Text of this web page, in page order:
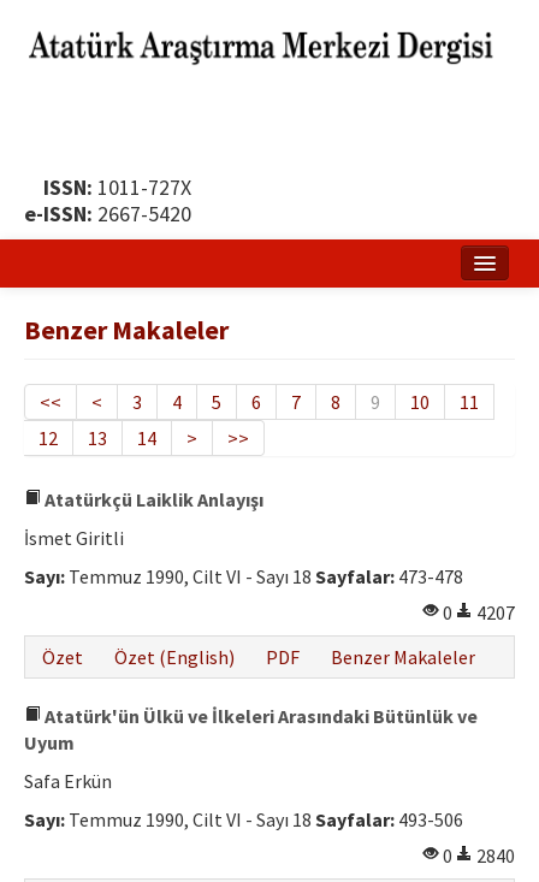
ISSN: 1011-727X
e-ISSN: 2667-5420
Yayın Politikası
Dergi Kurulları
Yayın İlkeleri
Etik İlkeler
Yazar Rehberi
Hakem Rehberi
Benzer Makaleler
<< < 3 4 5 6 7 8 9 10
11
12
13 14 > >>
Atatürkçü Laiklik Anlayışı
İsmet Giritli
Sayı: Temmuz 1990, Cilt VI - Sayı 18 Sayfalar: 473-478
0
4207
Özet
Özet (English) PDF Benzer Makaleler
Atatürk'ün Ülkü ve İlkeleri Arasındaki Bütünlük ve
Uyum
Safa Erkün
Sayı: Temmuz 1990, Cilt VI - Sayı 18 Sayfalar: 493-506
0
2840